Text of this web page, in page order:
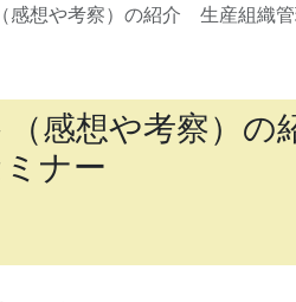
感想や考察）の紹介 生産組織
感想や考察）の
ナー